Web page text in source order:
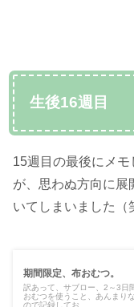
生後16週目
15週目の最後にメ
が、思わぬ方向に展
いてしまいました（
期間限定、布おむつ。
訳あって、サブロー、2～3日
おむつを使うこと、あんまり
ので記録してお...